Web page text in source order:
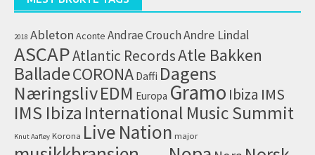
2018 Ableton Aconte Andrae CrouchAndre Lindal
ASCAPAtlantic RecordsAtle Bakken
BalladeCORONA Daffi Dagens
NæringslivEDM Europa Gramo Ibiza IMS
IMS Ibiza International Music Summit
Knut Aafløy Korona Live Nation major